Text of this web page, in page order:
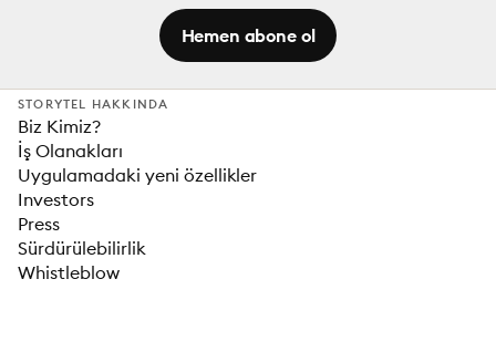
Hemen abone ol
STORYTEL HAKKINDA
Biz Kimiz?
İş Olanakları
Uygulamadaki yeni özellikler
Investors
Press
Sürdürülebilirlik
Whistleblow